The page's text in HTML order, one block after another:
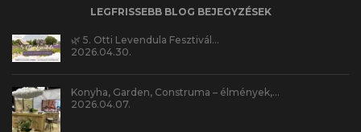
LEGFRISSEBB BLOG BEJEGYZÉSEK
🌿 5. Otti Levendula Fesztivál…
2026.04.30.
Konyha, Garden, Construma – élmények,…
2026.04.07.